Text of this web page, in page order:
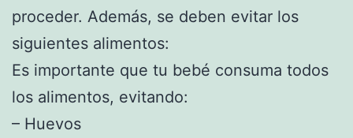
proceder. Además, se deben evitar los
siguientes alimentos:
Es importante que tu bebé consuma todos
los alimentos, evitando:
– Huevos